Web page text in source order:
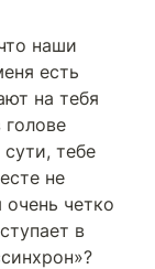
наши
есть
на тебя
тебе
не
четко
в